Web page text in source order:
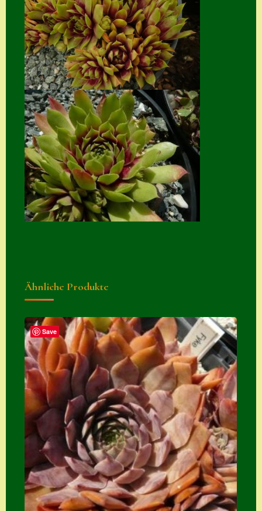
Impressum
Kasse
Kontakt
Mein Konto
Naturformen
S. x nixonii
Semps die ich
suche
Semps von A – Z
Shop
Versand von
Semps
Warenkorb
Warenkorb
Widerrufsbelehru
ng
Zahlung
Zahlungs- &
Versandinfos
Zubehör
Ähnliche Produkte
Save